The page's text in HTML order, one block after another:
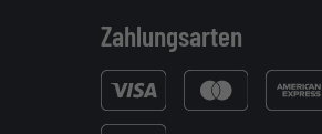
Zahlungsarten